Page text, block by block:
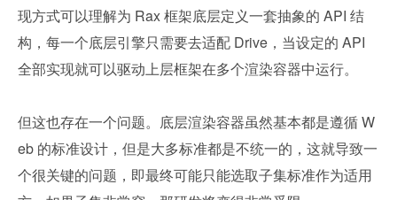
现方式可以理解为 Rax 框架底层定义一套抽象的 API 结
构，每一个底层引擎只需要去适配 Drive，当设定的 API
全部实现就可以驱动上层框架在多个渲染容器中运行。
但这也存在一个问题。底层渲染容器虽然基本都是遵循 W
eb 的标准设计，但是大多标准都是不统一的，这就导致一
个很关键的问题，即最终可能只能选取子集标准作为适用